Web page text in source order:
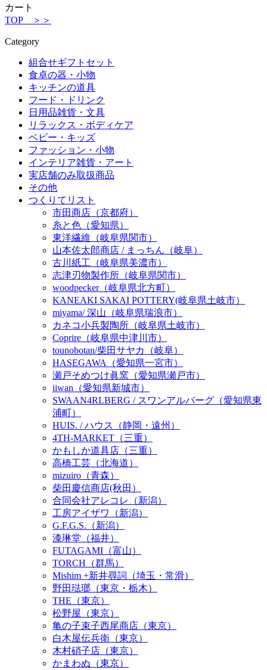
カート
TOP ＞＞
Category
組合せギフトセット
食卓の器・小物
キッチンの道具
フード・ドリンク
日用品雑貨・文具
リラックス・ボディケア
ベビー・キッズ
ファッション・小物
インテリア雑貨・アート
実店舗のみ取扱商品
その他
つくりてリスト
市田商店（京都府）
糸と色（愛知県）
東洋繊維（岐阜県関市）
山本佐太郎商店 / まっちん（岐阜）
古川紙工（岐阜県美濃市）
志津刃物製作所（岐阜県関市）
woodpecker（岐阜県北方町）
KANEAKI SAKAI POTTERY(岐阜県土岐市）
miyama/ 深山（岐阜県瑞浪市）
カネコ小兵製陶所（岐阜県土岐市）
Coprire（岐阜県中津川市）
tounobotan/柴田サヤカ（岐阜）
HASEGAWA（愛知県一宮市）
瀬戸そめつけ眞窯（愛知県瀬戸市）
iiwan（愛知県新城市）
SWAAN4RLBERG / スワンアルバーグ（愛知県東
浦町）
HUIS. / ハウス（静岡・遠州）
4TH-MARKET（三重）
かもしか道具店（三重）
高橋工芸（北海道）
mizuiro（青森）
柴田慶信商店(秋田）
合同会社アレコレ（新潟）
工房アイザワ（新潟）
G.F.G.S.（新潟）
漆琳堂（福井）
FUTAGAMI（富山）
TORCH（群馬）
Mishim +新井尋詞（埼玉・常滑）
野田琺瑯（東京・栃木）
THE（東京）
松野屋（東京）
亀の子束子西尾商店（東京）
白木屋伝兵衛（東京）
木村硝子店（東京）
かまわぬ（東京）